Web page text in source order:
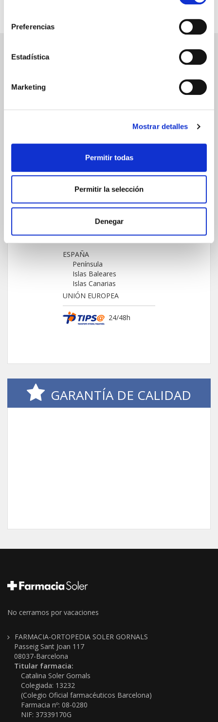
Preferencias
Estadística
Marketing
Mostrar detalles
Permitir todas
Permitir la selección
Denegar
Transferencia bancaria
cifradas
ENVIOS Y DESTINOS
ESPAÑA
Península
Islas Baleares
Islas Canarias
UNIÓN EUROPEA
24/48h
GARANTÍA DE CALIDAD
No cerramos por vacaciones
FARMACIA-ORTOPEDIA SOLER GORNALS
Passeig Sant Joan 117
08037-Barcelona
Titular farmacia:
Catalina Soler Gornals
Colegiada: 13232
(Colegio Oficial farmacéuticos Barcelona)
Farmacia nº: 08-0280
NIF: 37339170G